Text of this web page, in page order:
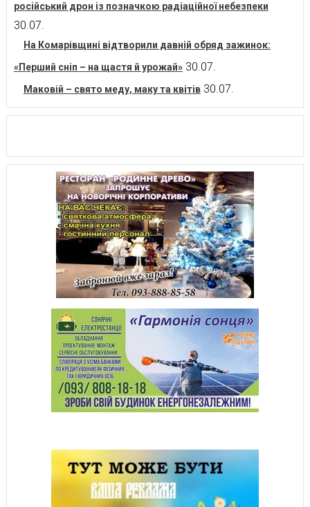
російський дрон із позначкою радіаційної небезпеки
30.07.
На Комарівщині відтворили давній обряд зажинок:
«Перший сніп – на щастя й урожай» 30.07.
Маковій – свято меду, маку та квітів 30.07.